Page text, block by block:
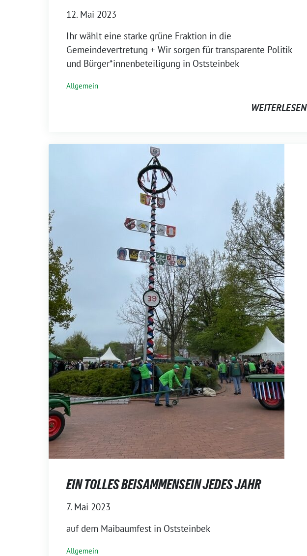
12. Mai 2023
Ihr wählt eine starke grüne Fraktion in die
Gemeindevertretung + Wir sorgen für transparente Politik
und Bürger*innenbeteiligung in Oststeinbek
Allgemein
WEITERLESEN
EIN TOLLES BEISAMMENSEIN JEDES JAHR
7. Mai 2023
auf dem Maibaumfest in Oststeinbek
Allgemein